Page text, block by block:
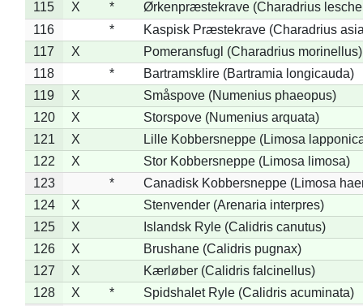
115
X *
Ørkenpræstekrave (Charadrius
116
*
Kaspisk Præstekrave (Charadrius
117
X
Pomeransfugl (Charadrius morinellus)
118
*
Bartramsklire (Bartramia longicauda)
119
X
Småspove (Numenius phaeopus)
120
X
Storspove (Numenius arquata)
121
X
Lille Kobbersneppe (Limosa
122
X
Stor Kobbersneppe (Limosa limosa)
123
*
Canadisk Kobbersneppe (Limosa
124
X
Stenvender (Arenaria interpres)
125
X
Islandsk Ryle (Calidris canutus)
126
X
Brushane (Calidris pugnax)
127
X
Kærløber (Calidris falcinellus)
128
X *
Spidshalet Ryle (Calidris acuminata)